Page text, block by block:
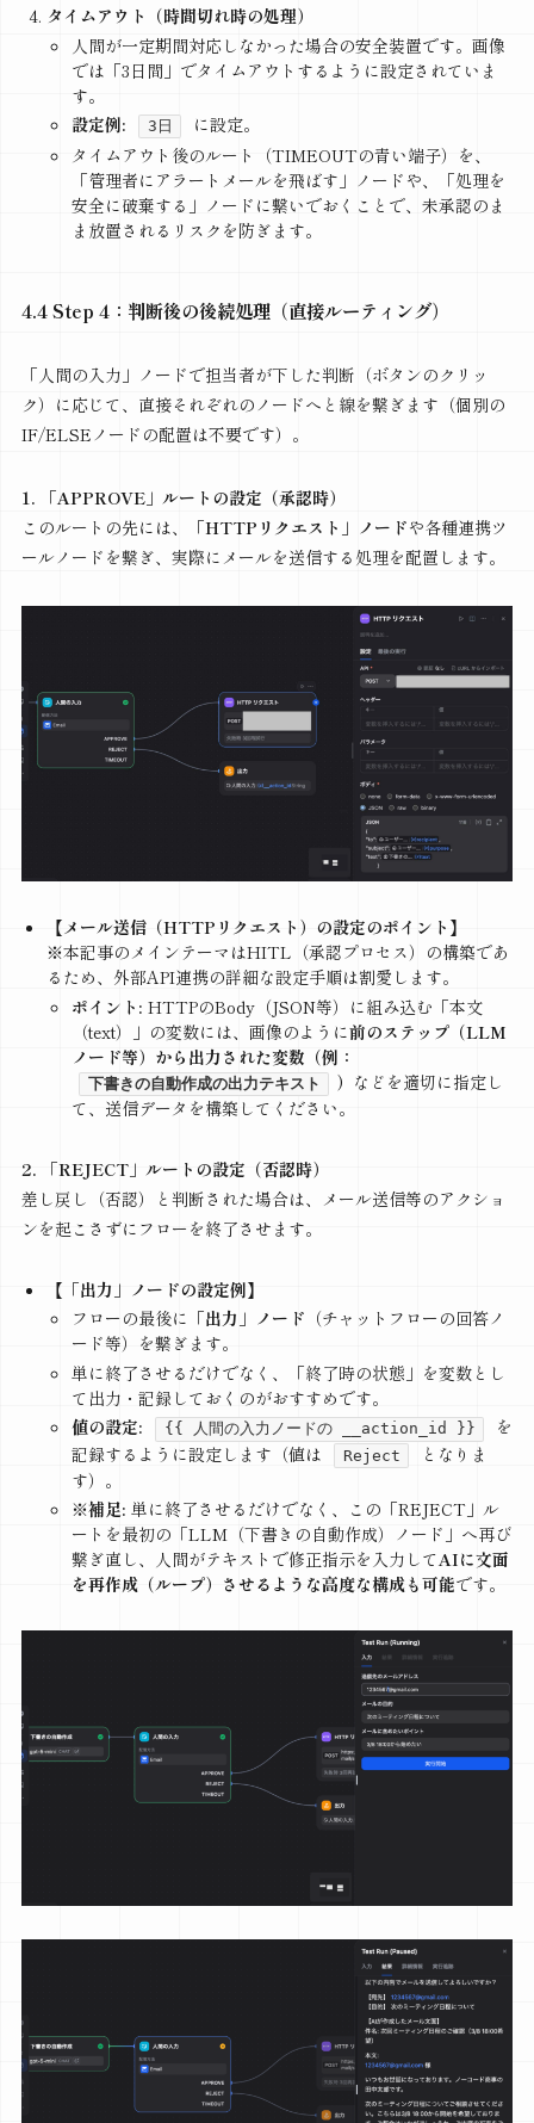
タイムアウト（時間切れ時の処理）
人間が一定期間対応しなかった場合の安全装置です。画像
では「3日間」でタイムアウトするように設定されていま
す。
設定例:
3日
に設定。
タイムアウト後のルート（TIMEOUTの青い端子）を、
「管理者にアラートメールを飛ばす」ノードや、「処理を
安全に破棄する」ノードに繋いでおくことで、未承認のま
ま放置されるリスクを防ぎます。
4.4 Step 4：判断後の後続処理（直接ルーティング）
「人間の入力」ノードで担当者が下した判断（ボタンのクリッ
ク）に応じて、直接それぞれのノードへと線を繋ぎます（個別の
IF/ELSEノードの配置は不要です）。
1. 「APPROVE」ルートの設定（承認時）
このルートの先には、
「HTTPリクエスト」ノードや各種連携ツ
ールノードを繋ぎ、実際にメールを送信する処理を配置します。
【メール送信（HTTPリクエスト）の設定のポイント】
※本記事のメインテーマはHITL（承認プロセス）の構築であ
るため、外部API連携の詳細な設定手順は割愛します。
ポイント: HTTPのBody（JSON等）に組み込む「本文
（text）」の変数には、画像のように前のステップ（LLM
ノード等）から出力された変数（例：
下書きの自動作成の出力テキスト ） などを適切に指定し
て、送信データを構築してください。
2. 「REJECT」ルートの設定（否認時）
差し戻し（否認）と判断された場合は、メール送信等のアクショ
ンを起こさずにフローを終了させます。
【「出力」ノードの設定例】
フローの最後に 「出力」ノード （チャットフローの回答ノ
ード等）を繋ぎます。
単に終了させるだけでなく、「終了時の状態」を変数とし
て出力・記録しておくのがおすすめです。
値の設定:
{{ 人間の入力ノードの __action_id }}
を
記録するように設定します（値は
Reject
となりま
す）。
※補足: 単に終了させるだけでなく、この「REJECT」ル
ートを最初の「LLM（下書きの自動作成）ノード」へ再び
繋ぎ直し、人間がテキストで修正指示を入力してAIに文面
を再作成（ループ）させるような高度な構成も可能です。